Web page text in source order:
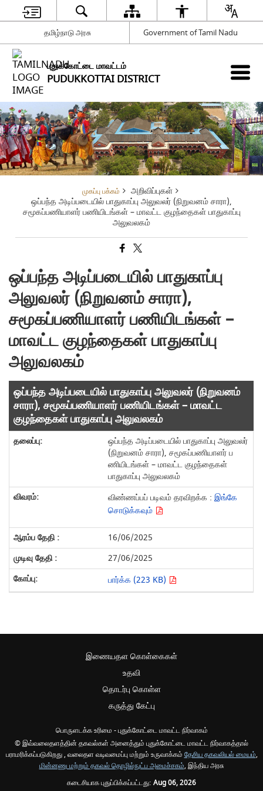
தமிழ்நாடு அரசு Government of Tamil Nadu
புதுக்கோட்டை மாவட்டம்
PUDUKKOTTAI DISTRICT
முகப்பு பக்கம்
அறிவிப்புகள்
ஒப்பந்த அடிப்படையில் பாதுகாப்பு அலுவலர் (நிறுவனம் சாரா),
சமூகப்பணியாளர் பணியிடங்கள் – மாவட்ட குழந்தைகள் பாதுகாப்பு
அலுவலகம்
ஒப்பந்த அடிப்படையில் பாதுகாப்பு
அலுவலர் (நிறுவனம் சாரா),
சமூகப்பணியாளர் பணியிடங்கள் –
மாவட்ட குழந்தைகள் பாதுகாப்பு
அலுவலகம்
ஒப்பந்த அடிப்படையில் பாதுகாப்பு அலுவலர் (நிறுவனம்
சாரா), சமூகப்பணியாளர் பணியிடங்கள் – மாவட்ட
குழந்தைகள் பாதுகாப்பு அலுவலகம்
ஒப்பந்த அடிப்படையில் பாதுகாப்பு அலுவலர்
(நிறுவனம் சாரா), சமூகப்பணியாளர் ப
ணியிடங்கள் – மாவட்ட குழந்தைகள்
பாதுகாப்பு அலுவலகம்
விண்ணப்பப் படிவம் தரவிறக்க : இங்கே
சொடுக்கவும்
16/06/2025
27/06/2025
பார்க்க (223 KB)
இணையதள கொள்கைகள்
உதவி
தொடர்பு கொள்ள
கருத்து கேட்பு
பொருளடக்க உரிமை - புதுக்கோட்டை மாவட்ட நிர்வாகம்
© இவ்வலைதளத்தின் தகவல்கள் அனைத்தும் புதுக்கோட்டை மாவட்ட நிர்வாகத்தால்
பராமரிக்கப்படுகிறது , வலைதள வடிவமைப்பு மற்றும் உருவாக்கம் தேசிய தகவலியல் மையம்,
மின்னணு மற்றும் தகவல் தொழில்நுட்ப அமைச்சகம், இந்திய அரசு
கடைசியாக புதுப்பிக்கப்பட்டது: Aug 06, 2026